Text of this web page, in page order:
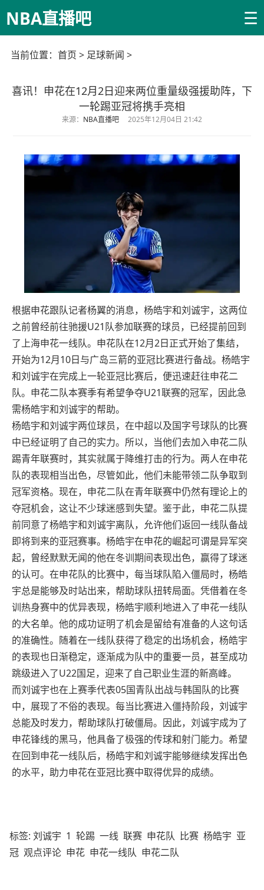
NBA直播吧 ☰
当前位置： 首页 > 足球新闻 >
喜讯！申花在12月2日迎来两位重量级强援助阵，下
一轮踢亚冠将携手亮相
来源： NBA直播吧 2025年12月04日 21:42
根据申花跟队记者杨翼的消息，杨皓宇和刘诚宇，这两位
之前曾经前往驰援U21队参加联赛的球员，已经提前回到
了上海申花一线队。申花队在12月2日正式开始了集结，
开始为12月10日与广岛三箭的亚冠比赛进行备战。杨皓宇
和刘诚宇在完成上一轮亚冠比赛后，便迅速赶往申花二
队。申花二队本赛季有希望争夺U21联赛的冠军，因此急
需杨皓宇和刘诚宇的帮助。
杨皓宇和刘诚宇两位球员，在中超以及国字号球队的比赛
中已经证明了自己的实力。所以，当他们去加入申花二队
踢青年联赛时，其实就属于降维打击的行为。两人在申花
队的表现相当出色，尽管如此，他们未能带领二队争取到
冠军资格。现在，申花二队在青年联赛中仍然有理论上的
夺冠机会，这让不少球迷感到失望。鉴于此，申花二队提
前同意了杨皓宇和刘诚宇离队，允许他们返回一线队备战
即将到来的亚冠赛事。杨皓宇在申花的崛起可谓是异军突
起，曾经默默无闻的他在冬训期间表现出色，赢得了球迷
的认可。在申花队的比赛中，每当球队陷入僵局时，杨皓
宇总是能够及时站出来，帮助球队扭转局面。凭借着在冬
训热身赛中的优异表现，杨皓宇顺利地进入了申花一线队
的大名单。他的成功证明了机会是留给有准备的人这句话
的准确性。随着在一线队获得了稳定的出场机会，杨皓宇
的表现也日渐稳定，逐渐成为队中的重要一员，甚至成功
跳级进入了U22国足，迎来了自己职业生涯的新高峰。
而刘诚宇也在上赛季代表05国青队出战与韩国队的比赛
中，展现了不俗的表现。每当比赛进入僵持阶段，刘诚宇
总能及时发力，帮助球队打破僵局。因此，刘诚宇成为了
申花锋线的黑马，他具备了极强的传球和射门能力。希望
在回到申花一线队后，杨皓宇和刘诚宇能够继续发挥出色
的水平，助力申花在亚冠比赛中取得优异的成绩。
标签: 刘诚宇 1 轮踢 一线 联赛 申花队 比赛 杨皓宇 亚
冠 观点评论 申花 申花一线队 申花二队